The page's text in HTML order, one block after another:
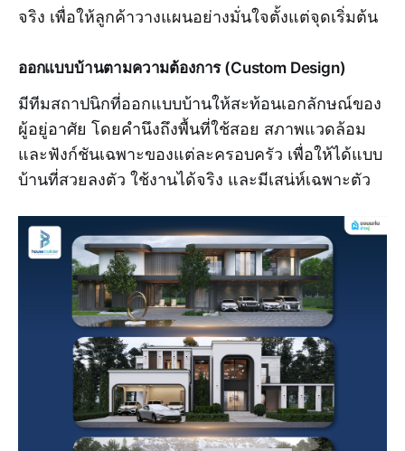
จริง เพื่อให้ลูกค้าวางแผนอย่างมั่นใจตั้งแต่จุดเริ่มต้น
ออกแบบบ้านตามความต้องการ (Custom Design)
มีทีมสถาปนิกที่ออกแบบบ้านให้สะท้อนเอกลักษณ์ของ
ผู้อยู่อาศัย โดยคำนึงถึงพื้นที่ใช้สอย สภาพแวดล้อม
และฟังก์ชันเฉพาะของแต่ละครอบครัว เพื่อให้ได้แบบ
บ้านที่สวยลงตัว ใช้งานได้จริง และมีเสน่ห์เฉพาะตัว